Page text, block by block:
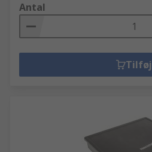
Antal
Tilføj